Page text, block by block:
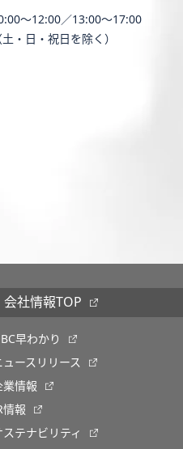
〜12:00／13:00〜17:00
土・日・祝日を除く）
会社情報TOP
早わかり
ュースリリース
業情報
情報
ステナビリティ